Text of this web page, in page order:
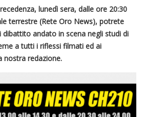
lunedì sera, dalle ore 20:30
terrestre (Rete Oro News), potrete
andato in scena negli studi di
a tutti i riflessi filmati ed ai
nostra redazione.